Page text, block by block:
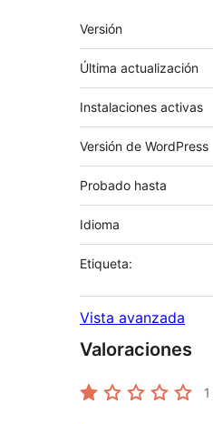
Meta
Versión
Última actualización
Instalaciones activas
Versión de WordPress
Probado hasta
Idioma
Etiqueta:
Vista avanzada
Valoraciones
1